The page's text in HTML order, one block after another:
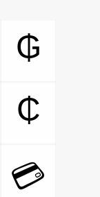
₲
₵
💳